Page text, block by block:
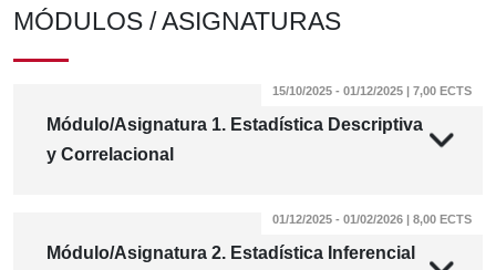
MÓDULOS / ASIGNATURAS
Módulo/Asignatura 1. Estadística Descriptiva
y Correlacional
15/10/2025 - 01/12/2025 | 7,00 ECTS
Módulo/Asignatura 2. Estadística Inferencial
01/12/2025 - 01/02/2026 | 8,00 ECTS